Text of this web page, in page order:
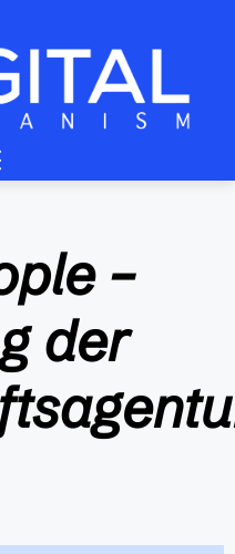
–
der